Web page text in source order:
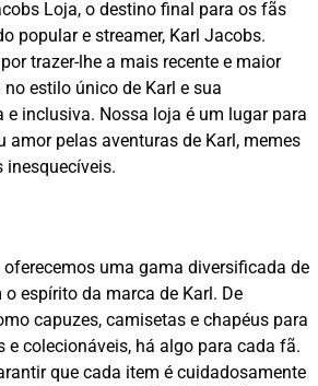
Loja, o destino final para os fãs
popular e streamer, Karl Jacobs.
trazer-lhe a mais recente e maior
estilo único de Karl e sua
inclusiva. Nossa loja é um lugar para
amor pelas aventuras de Karl, memes
inesquecíveis.
uma gama diversificada de
espírito da marca de Karl. De
capuzes, camisetas e chapéus para
e colecionáveis, há algo para cada fã.
que cada item é cuidadosamente